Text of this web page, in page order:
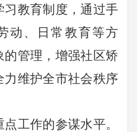
习教育制度，通过手
动、日常教育等方
管理， 增强社区矫
力维护全市社会秩序
工作的参谋水平。